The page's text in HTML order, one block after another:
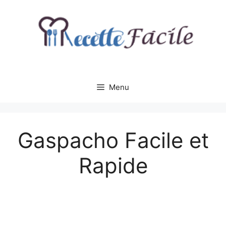
Menu
Gaspacho Facile et
Rapide